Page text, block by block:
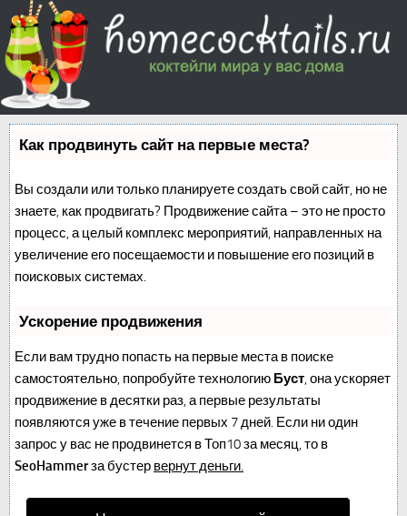
Как продвинуть сайт на первые места?
Вы создали или только планируете создать свой сайт, но не
знаете, как продвигать? Продвижение сайта – это не просто
процесс, а целый комплекс мероприятий, направленных на
увеличение его посещаемости и повышение его позиций в
поисковых системах.
Ускорение продвижения
Если вам трудно попасть на первые места в поиске
самостоятельно, попробуйте технологию Буст, она ускоряет
продвижение в десятки раз, а первые результаты
появляются уже в течение первых 7 дней. Если ни один
запрос у вас не продвинется в Топ10 за месяц, то в
SeoHammerза бустер вернут деньги.